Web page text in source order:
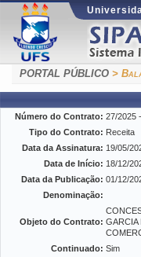
PORTAL PÚBLICO >
Número do Contrato: 27/2025
Tipo do Contrato: Receita
Data da Assinatura: 19/05/
Data de Início: 18/12/
Data da Publicação: 01/12/
Denominação:
Objeto do Contrato: GARCIA
Continuado: Sim